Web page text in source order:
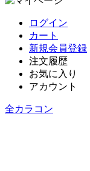
ログイン
カート
新規会員登録
注文履歴
お気に入り
アカウント
全カラコン